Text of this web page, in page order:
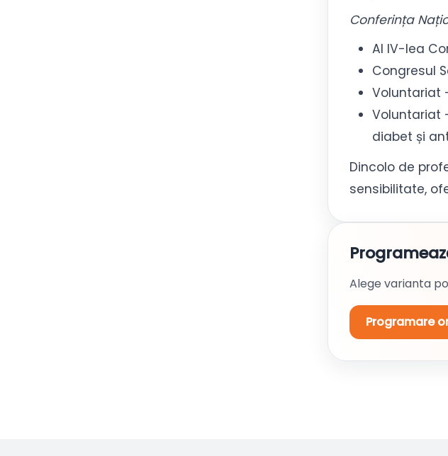
Conferința
Al IV-lea
Congresul
Voluntariat
Voluntariat
diabet și
Dincolo de
sensibilitate,
Alege varianta
Programare